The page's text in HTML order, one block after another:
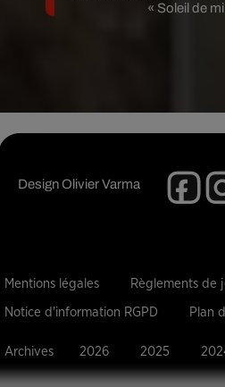
« Soleil de
DesignOlivier Varma
Mentions légales Règlements de
Notice d'information RGPD Plan
Archives 2026 2025